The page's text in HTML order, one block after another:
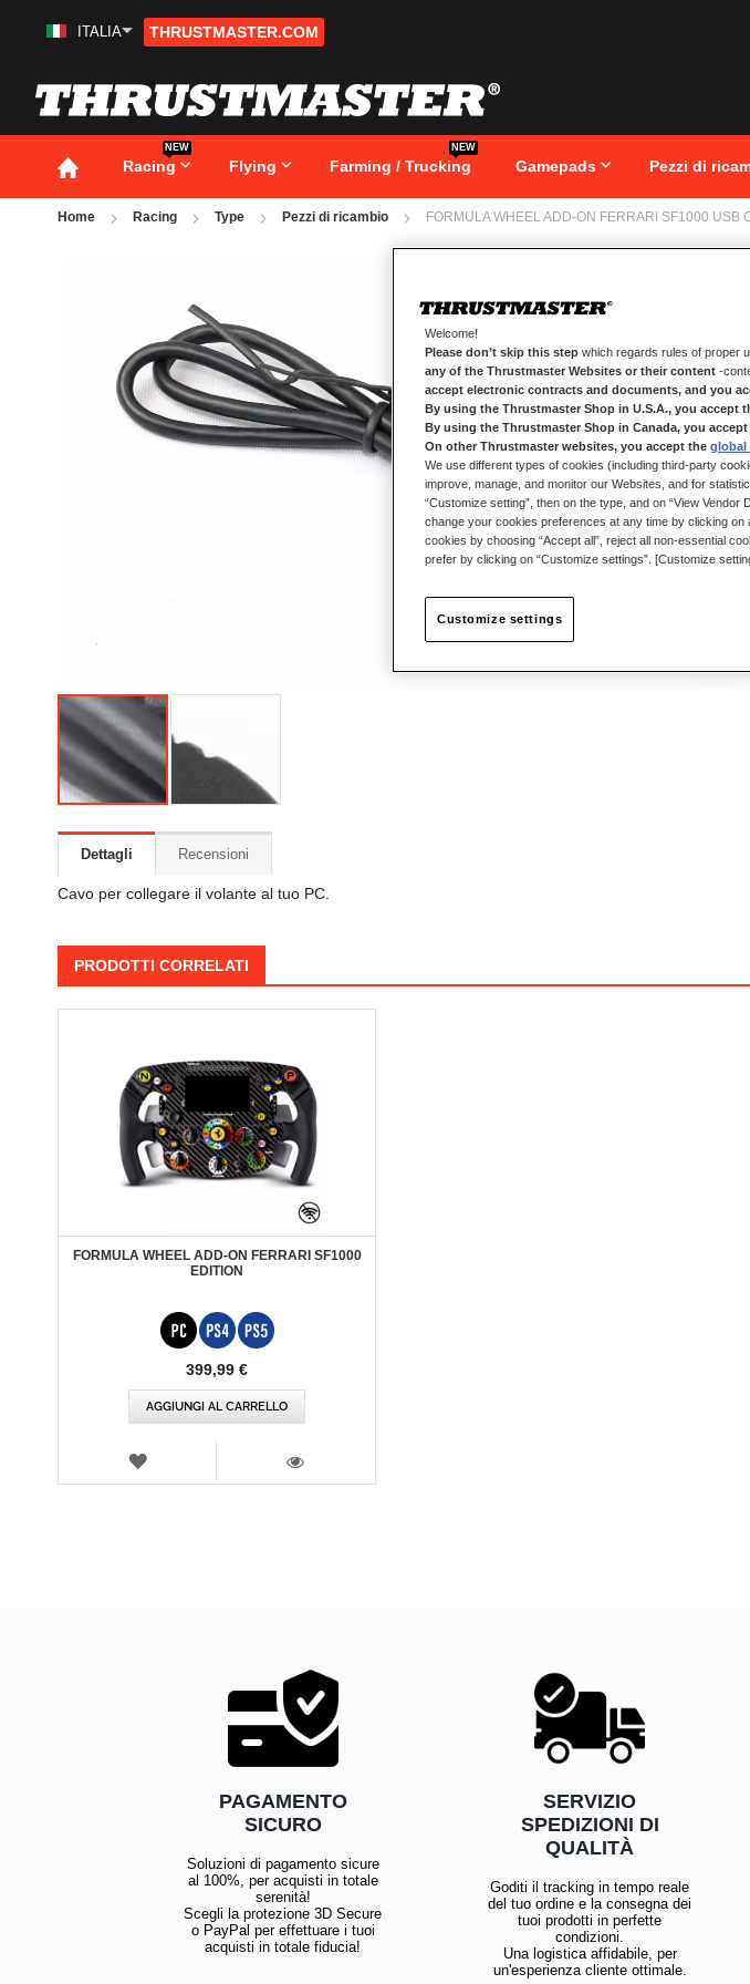
Salta
ITALIA THRUSTMASTER.COM
Racing
NEW
Flying Farming / Trucking
NEW
Gamepads Pezzi di
Home Racing Type Pezzi di ricambio FORMULA WHEEL ADD-ON FERRARI SF1000 USB
immagini
Dettagli
Cavo per collegare il volante al tuo PC.
Recensioni
PRODOTTI CORRELATI
FORMULA WHEEL ADD-ON FERRARI SF1000
EDITION
399,99 €
AGGIUNGI AL CARRELLO
LISTA
VISTA
PAGAMENTO
SICURO
Soluzioni di pagamento sicure
al 100%, per acquisti in totale
serenità!
Scegli la protezione 3D Secure
o PayPal per effettuare i tuoi
acquisti in totale fiducia!
SERVIZIO
SPEDIZIONI DI
QUALITÀ
Goditi il tracking in tempo reale
del tuo ordine e la consegna dei
tuoi prodotti in perfette
condizioni.
Una logistica affidabile, per
un'esperienza cliente ottimale.
Welcome!
Please don’t skip this step which regards rules of proper
any of the Thrustmaster Websites or their content -
accept electronic contracts and documents, and you
By using the Thrustmaster Shop in U.S.A., you accept
By using the Thrustmaster Shop in Canada, you
On other Thrustmaster websites, you accept the global
We use different types of cookies (including third-party
improve, manage, and monitor our Websites, and for
“Customize setting”, then on the type, and on “View
change your cookies preferences at any time by clicking
cookies by choosing “Accept all”, reject all non-essential
prefer by clicking on “Customize settings”. [Customize
Customize settings